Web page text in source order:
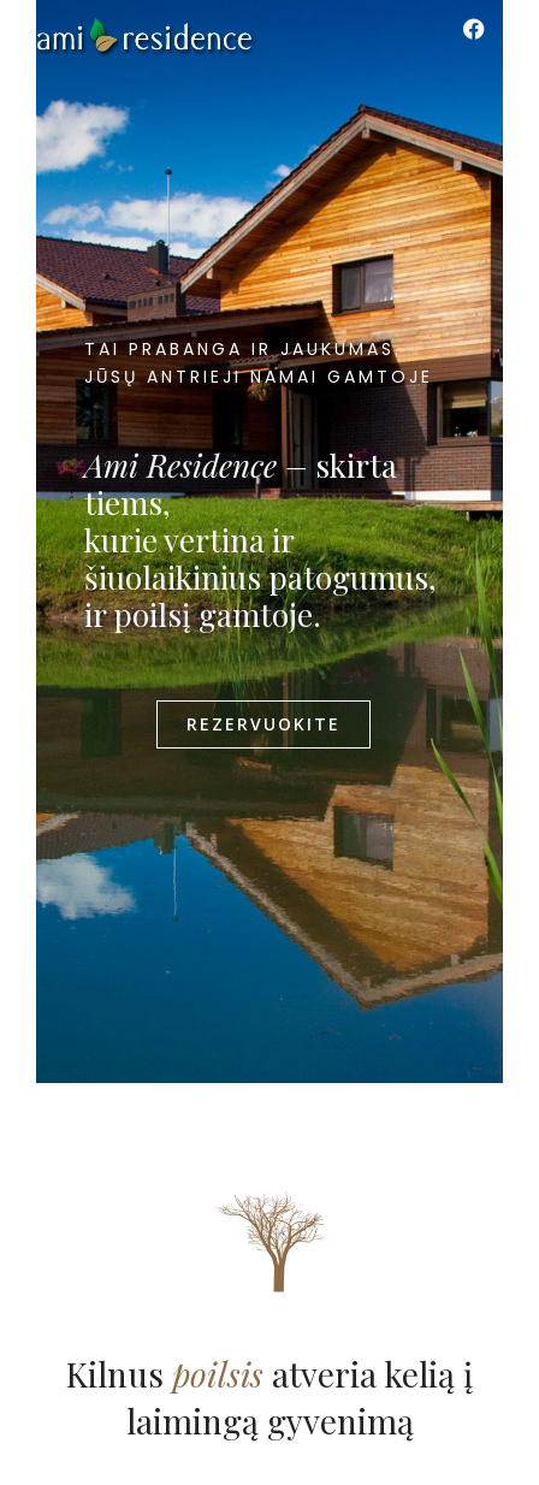
TAI PRABANGA IR JAUKUMAS.
JŪSŲ ANTRIEJI NAMAI GAMTOJE
Ami Residence – skirta
tiems,
kurie vertina ir
šiuolaikinius patogumus,
ir poilsį gamtoje.
REZERVUOKITE
Kilnus poilsis atveria kelią į
laimingą gyvenimą